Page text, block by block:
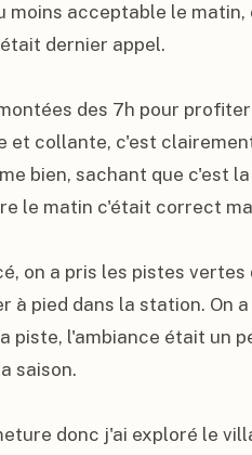
moins acceptable le
dernier appel.
des 7h pour
et collante, c'est
bien, sachant que c'est
le matin c'était correct
on a pris les pistes
à pied dans la station. On
piste, l'ambiance était un
saison.
donc j'ai exploré le